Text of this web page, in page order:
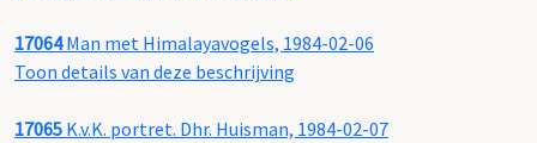
17064Man met Himalayavogels, 1984-02-06
Toon details van deze beschrijving
17065 K.v.K. portret. Dhr. Huisman, 1984-02-07